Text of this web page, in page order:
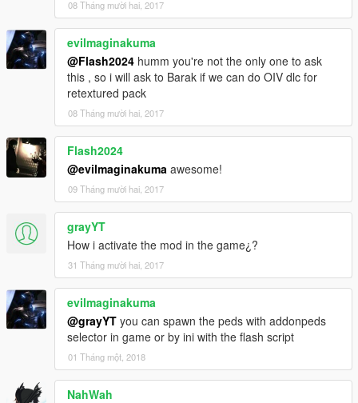
08 Tháng mười hai, 2017
evilmaginakuma
@Flash2024 humm you're not the only one to ask
this , so i will ask to Barak if we can do OIV dlc for
retextured pack
08 Tháng mười hai, 2017
Flash2024
@evilmaginakuma awesome!
09 Tháng mười hai, 2017
grayYT
How i activate the mod in the game¿?
31 Tháng mười hai, 2017
evilmaginakuma
@grayYT you can spawn the peds with addonpeds
selector in game or by ini with the flash script
01 Tháng một, 2018
NahWah